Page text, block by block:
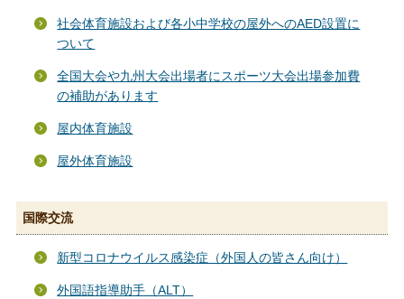
社会体育施設および各小中学校の屋外へのAED設置に
ついて
全国大会や九州大会出場者にスポーツ大会出場参加費
の補助があります
屋内体育施設
屋外体育施設
国際交流
新型コロナウイルス感染症（外国人の皆さん向け）
外国語指導助手（ALT）